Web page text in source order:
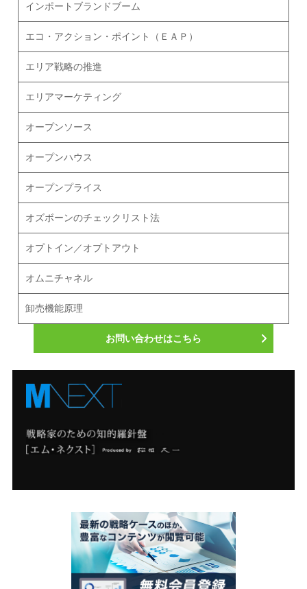
インポートブランドブーム
エコ・アクション・ポイント（ＥＡＰ）
エリア戦略の推進
エリアマーケティング
オープンソース
オープンハウス
オープンプライス
オズボーンのチェックリスト法
オプトイン／オプトアウト
オムニチャネル
卸売機能原理
お問い合わせはこちら